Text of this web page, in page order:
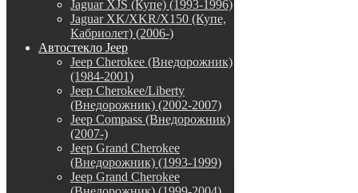
Jaguar XJS (Купе) (1993-1996)
Jaguar XK/XKR/X150 (Купе,
Кабриолет) (2006-)
Автостекло Jeep
Jeep Cherokee (Внедорожник)
(1984-2001)
Jeep Cherokee/Liberty
(Внедорожник) (2002-2007)
Jeep Compass (Внедорожник)
(2007-)
Jeep Grand Cherokee
(Внедорожник) (1993-1999)
Jeep Grand Cherokee